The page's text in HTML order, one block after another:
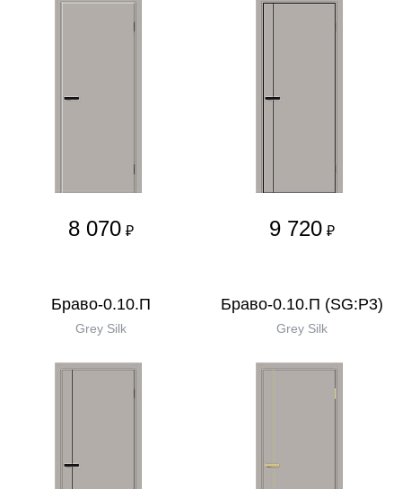
8 070 ₽ 9 720 ₽
Браво-0.10.П
Grey Silk
Браво-0.10.П (SG:P3)
Grey Silk